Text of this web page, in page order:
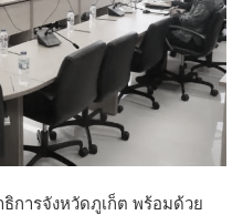
การจังหวัดภูเก็ต พร้อมด้วย